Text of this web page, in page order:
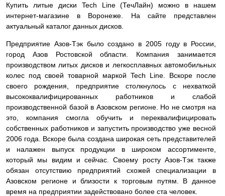
Купить литые диски Tech Line (ТечЛайн) можно в нашем
интернет-магазине в Воронеже. На сайте представлен
актуальный каталог данных дисков.
Предприятие Азов-Тэк было создано в 2005 году в России,
город Азов Ростовской области. Компания занимается
производством литых дисков и легкосплавных автомобильных
колес под своей товарной маркой Tech Line. Вскоре после
своего рождения, предприятие столкнулось с нехваткой
высококвалифицированных работников и слабой
производственной базой в Азовском регионе. Но не смотря на
это, компания смогла обучить и переквалифицировать
собственных работников и запустить производство уже весной
2006 года. Вскоре была создана широкая сеть представителей
и налажен выпуск продукции в широком ассортименте,
который мы видим и сейчас. Своему росту Азов-Тэк также
обязан отсутствию предприятий схожей специализации в
Азовском регионе и близости к торговым путям. В данное
время на предприятии задействовано более ста человек.